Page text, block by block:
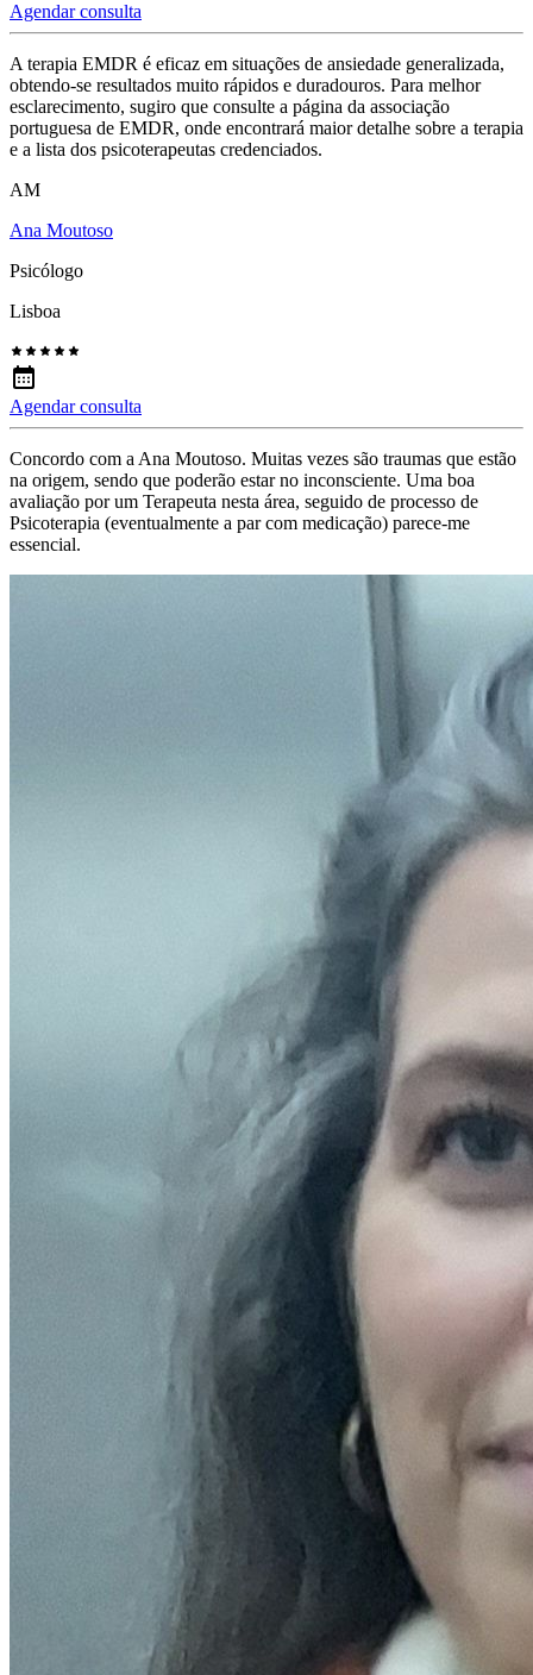
Agendar consulta
A terapia EMDR é eficaz em situações de ansiedade generalizada,
obtendo-se resultados muito rápidos e duradouros. Para melhor
esclarecimento, sugiro que consulte a página da associação
portuguesa de EMDR, onde encontrará maior detalhe sobre a terapia
e a lista dos psicoterapeutas credenciados.
AM
Ana Moutoso
Psicólogo
Lisboa
Agendar consulta
Concordo com a Ana Moutoso. Muitas vezes são traumas que estão
na origem, sendo que poderão estar no inconsciente. Uma boa
avaliação por um Terapeuta nesta área, seguido de processo de
Psicoterapia (eventualmente a par com medicação) parece-me
essencial.